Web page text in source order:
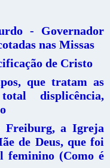
- Governador
nas Missas
de Cristo
que tratam as
displicência,
Freiburg, a Igreja
de Deus, que foi
feminino (Como é